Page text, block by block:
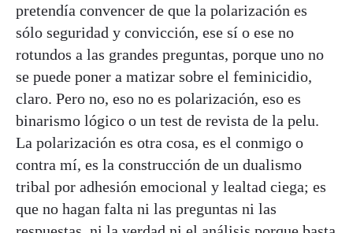
pretendía convencer de que la polarización es
sólo seguridad y convicción, ese sí o ese no
rotundos a las grandes preguntas, porque uno no
se puede poner a matizar sobre el feminicidio,
claro. Pero no, eso no es polarización, eso es
binarismo lógico o un test de revista de la pelu.
La polarización es otra cosa, es el conmigo o
contra mí, es la construcción de un dualismo
tribal por adhesión emocional y lealtad ciega; es
que no hagan falta ni las preguntas ni las